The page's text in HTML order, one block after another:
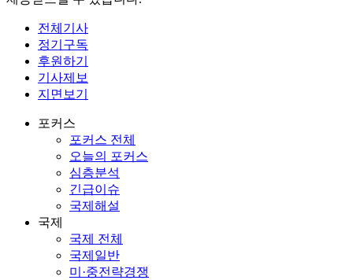
전체기사
정기구독
후원하기
기사제보
지면보기
포커스
포커스 전체
오늘의 포커스
심층분석
긴급이슈
국제해설
국제
국제 전체
국제일반
미·중전략경쟁